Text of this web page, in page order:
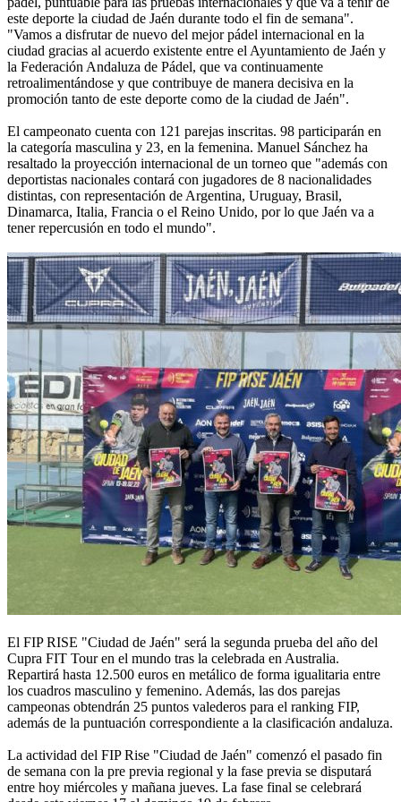
este deporte la ciudad de Jaén durante todo el fin de semana".
"Vamos a disfrutar de nuevo del mejor pádel internacional en la
ciudad gracias al acuerdo existente entre el Ayuntamiento de Jaén y
la Federación Andaluza de Pádel, que va continuamente
retroalimentándose y que contribuye de manera decisiva en la
promoción tanto de este deporte como de la ciudad de Jaén".
El campeonato cuenta con 121 parejas inscritas. 98 participarán en
la categoría masculina y 23, en la femenina. Manuel Sánchez ha
resaltado la proyección internacional de un torneo que "además con
deportistas nacionales contará con jugadores de 8 nacionalidades
distintas, con representación de Argentina, Uruguay, Brasil,
Dinamarca, Italia, Francia o el Reino Unido, por lo que Jaén va a
tener repercusión en todo el mundo".
El FIP RISE "Ciudad de Jaén" será la segunda prueba del año del
Cupra FIT Tour en el mundo tras la celebrada en Australia.
Repartirá hasta 12.500 euros en metálico de forma igualitaria entre
los cuadros masculino y femenino. Además, las dos parejas
campeonas obtendrán 25 puntos valederos para el ranking FIP,
además de la puntuación correspondiente a la clasificación andaluza.
La actividad del FIP Rise "Ciudad de Jaén" comenzó el pasado fin
de semana con la pre previa regional y la fase previa se disputará
entre hoy miércoles y mañana jueves. La fase final se celebrará